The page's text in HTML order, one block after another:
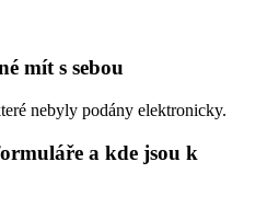
mít s sebou
nebyly podány elektronicky.
a kde jsou k